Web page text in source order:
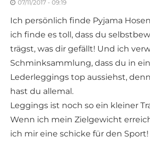
07/11/2017 - 09:19
Ich persönlich finde Pyjama
ich finde es toll, dass du
trägst, was dir gefällt! Und ich
Schminksammlung, dass du in
Lederleggings top aussiehst,
hast du allemal.
Leggings ist noch so ein kleiner
Wenn ich mein Zielgewicht
ich mir eine schicke für den